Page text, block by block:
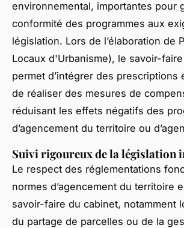
environnemental, importantes pour
conformité des programmes aux
législation. Lors de l’élaboration de
Locaux d'Urbanisme), le savoir-
permet d’intégrer des prescriptions
de réaliser des mesures de
réduisant les effets négatifs des
d’agencement du territoire ou
Suivi rigoureux de la législation
Le respect des réglementations
normes d’agencement du territoire
savoir-faire du cabinet, notamment
du partage de parcelles ou de la